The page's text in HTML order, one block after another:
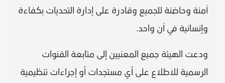
آمنة وحاضنة للجميع وقادرة على إدارة التحديات بكفاءة
وإنسانية في آن واحد.
ودعت الهيئة جميع المعنيين إلى متابعة القنوات
الرسمية للاطلاع على أي مستجدات أو إجراءات تنظيمية